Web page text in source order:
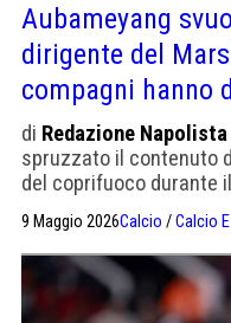
Aubameyang
dirigente del
compagni hanno
di Redazione Napolista
spruzzato il contenuto
del coprifuoco durante
Havre. Non è la prima
nei guai per questioni
9 Maggio 2026Calcio /Calcio